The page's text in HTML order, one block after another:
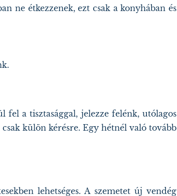
ne étkezzenek, ezt csak a konyhában és
a tisztasággal, jelezze felénk, utólagos
külön kérésre. Egy hétnél való tovább
lehetséges. A szemetet új vendég